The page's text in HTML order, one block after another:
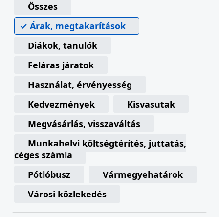
Összes
Árak, megtakarítások
Diákok, tanulók
Feláras járatok
Használat, érvényesség
Kedvezmények
Kisvasutak
Megvásárlás, visszaváltás
Munkahelyi költségtérítés, juttatás,
céges számla
Pótlóbusz
Vármegyehatárok
Városi közlekedés